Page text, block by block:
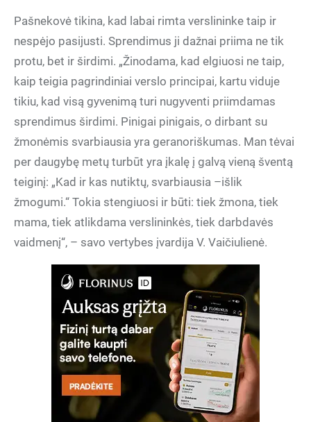
Pašnekovė tikina, kad labai rimta verslininke taip ir
nespėjo pasijusti. Sprendimus ji dažnai priima ne tik
protu, bet ir širdimi. „Žinodama, kad elgiuosi ne taip,
kaip teigia pagrindiniai verslo principai, kartu viduje
tikiu, kad visą gyvenimą turi nugyventi priimdamas
sprendimus širdimi. Pinigai pinigais, o dirbant su
žmonėmis svarbiausia yra geranoriškumas. Man tėvai
per daugybę metų turbūt yra įkalę į galvą vieną šventą
teiginį: „Kad ir kas nutiktų, svarbiausia –išlik
žmogumi.“ Tokia stengiuosi ir būti: tiek žmona, tiek
mama, tiek atlikdama verslininkės, tiek darbdavės
vaidmenį“, – savo vertybes įvardija V. Vaičiulienė.